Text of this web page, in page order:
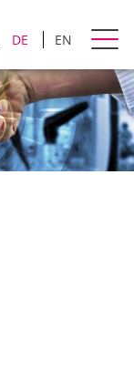
DE EN